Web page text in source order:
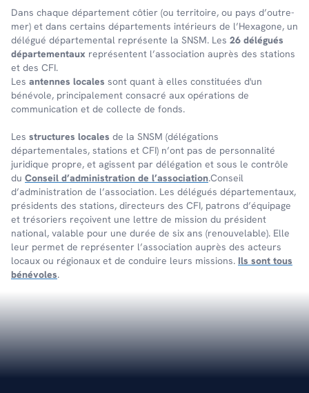
Dans chaque dépar­te­ment côtier (ou terri­toire, ou pays d’outre-
mer) et dans certains dépar­te­ments inté­rieurs de l’Hexa­gone, un
délé­gué dépar­te­men­tal repré­sente la SNSM. Les 26 délégués
départementaux représentent l’association auprès des stations
et des CFI.
Les antennes locales sont quant à elles constituées d'un
bénévole, principalement consacré aux opérations de
communication et de collecte de fonds.
Les structures locales de la SNSM (délégations
départementales, stations et CFI) n’ont pas de personnalité
juridique propre, et agissent par délégation et sous le contrôle
du Conseil d’administration de l’association.Conseil
d’administration de l’association. Les délégués départementaux,
présidents des stations, directeurs des CFI, patrons d’équipage
et trésoriers reçoivent une lettre de mission du président
national, valable pour une durée de six ans (renouvelable). Elle
leur permet de représenter l’association auprès des acteurs
locaux ou régionaux et de conduire leurs missions. Ils sont tous
bénévoles.